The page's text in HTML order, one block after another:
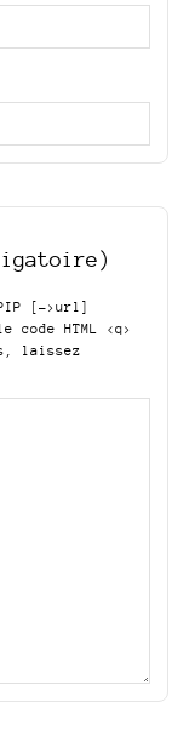
[->url]
code HTML <q>
laissez